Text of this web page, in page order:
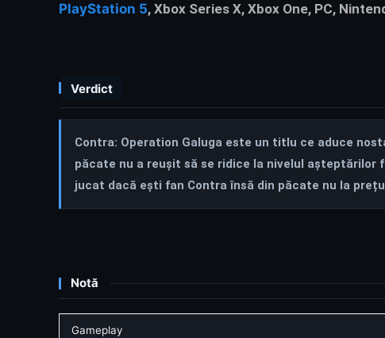
Verdict
Contra: Operation Galuga este un titlu ce aduce
păcate nu a reușit să se ridice la nivelul
jucat dacă ești fan Contra însă din păcate nu la
PlayStation 5, Xbox Series X, Xbox One, PC,
Notă
Gameplay